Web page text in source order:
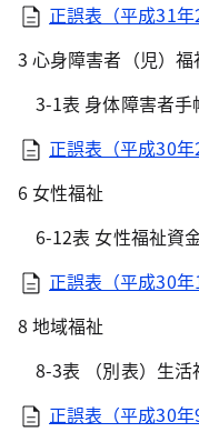
正誤表（平成31年
3 心身障害者（児）福
3-1表 身体障害者手
正誤表（平成30年
6 女性福祉
6-12表 女性福祉資
正誤表（平成30年
8 地域福祉
8-3表 （別表）生活
正誤表（平成30年